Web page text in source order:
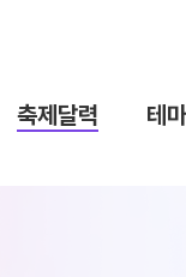
축제달력 테마